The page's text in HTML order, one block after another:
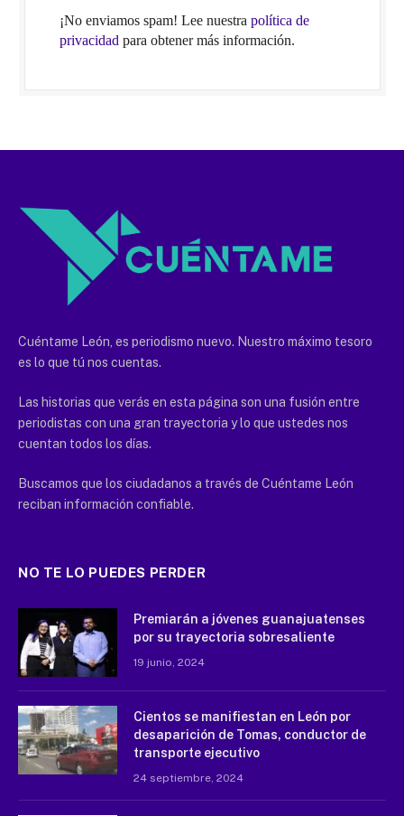
¡No enviamos spam! Lee nuestra política de
privacidad para obtener más información.
Cuéntame León, es periodismo nuevo. Nuestro máximo tesoro
es lo que tú nos cuentas.
Las historias que verás en esta página son una fusión entre
periodistas con una gran trayectoria y lo que ustedes nos
cuentan todos los días.
Buscamos que los ciudadanos a través de Cuéntame León
reciban información confiable.
NO TE LO PUEDES PERDER
Premiarán a jóvenes guanajuatenses
por su trayectoria sobresaliente
19 junio, 2024
Cientos se manifiestan en León por
desaparición de Tomas, conductor de
transporte ejecutivo
24 septiembre, 2024